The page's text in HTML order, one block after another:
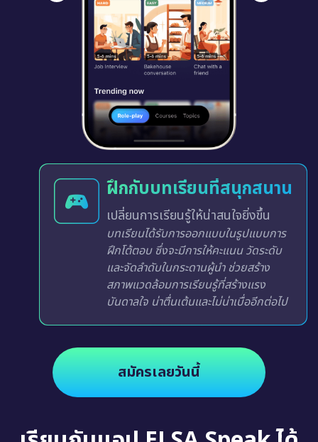
ฝึกกับบทเรียนที่สนุกสนาน
เปลี่ยนการเรียนรู้ให้น่าสนใจยิ่งขึ้น
บทเรียนได้รับการออกแบบในรูปแบบการ
ฝึกโต้ตอบ ซึ่งจะมีการให้คะแนน วัดระดับ
และจัดลำดับในกระดานผู้นำ ช่วยสร้าง
สภาพแวดล้อมการเรียนรู้ที่สร้างแรง
บันดาลใจ น่าตื่นเต้นและไม่น่าเบื่ออีกต่อไป
สมัครเลยวันนี้